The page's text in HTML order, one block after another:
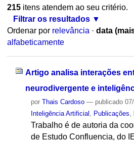
215itens atendem ao seu critério.
Filtrar os resultados
Ordenar por relevância · data
alfabeticamente
Artigo analisa interações
neurodivergente e
por Thais Cardoso — publicado07/
Inteligência Artificial
Publicações
Trabalho é de autoria da
de Estudo Confluencia, do